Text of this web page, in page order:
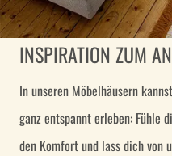
INSPIRATION ZUM
In unseren Möbelhäusern
ganz entspannt erleben: Fühle
den Komfort und lass dich von